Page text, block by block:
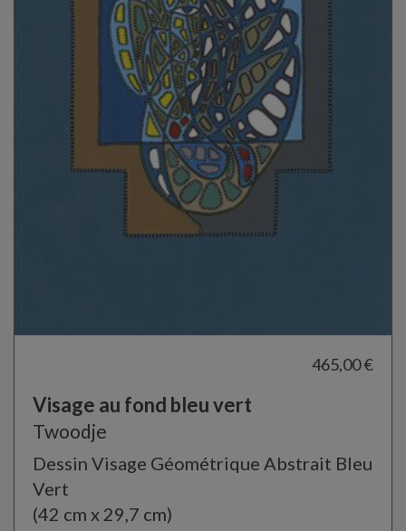
465,00 €
Visage au fond bleu vert
Twoodje
Dessin Visage Géométrique Abstrait Bleu
Vert
(42 cm x 29,7 cm)